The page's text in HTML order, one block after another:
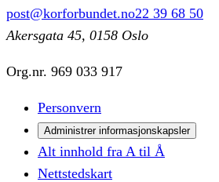
post@korforbundet.no22 39 68 50
Akersgata 45, 0158 Oslo
Org.nr. 969 033 917
Personvern
Administrer informasjonskapsler
Alt innhold fra A til Å
Nettstedskart